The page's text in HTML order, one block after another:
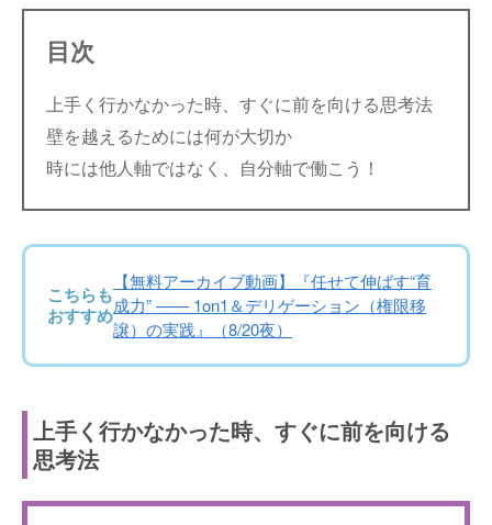
目次
上手く行かなかった時、すぐに前を向ける思考法
壁を越えるためには何が大切か
時には他人軸ではなく、自分軸で働こう！
こちらも
おすすめ
【無料アーカイブ動画】『任せて伸ばす“育
成力” —— 1on1＆デリゲーション（権限移
譲）の実践』（8/20夜）
上手く行かなかった時、すぐに前を向ける
思考法